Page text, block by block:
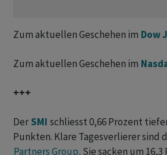
Zum aktuellen Geschehen im Dow
Zum aktuellen Geschehen im
+++
Der SMI schliesst 0,66 Prozent
Punkten. Klare Tagesverlierer sind
Partners Group. Sie sacken um